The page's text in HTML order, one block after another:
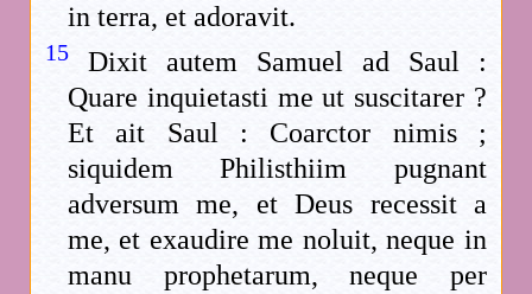
in terra, et adoravit.
15
Dixit autem Samuel ad Saul :
Quare inquietasti me ut suscitarer ?
Et ait Saul : Coarctor nimis ;
siquidem Philisthiim pugnant
adversum me, et Deus recessit a
me, et exaudire me noluit, neque in
manu prophetarum, neque per